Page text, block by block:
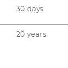
30 days
20 years